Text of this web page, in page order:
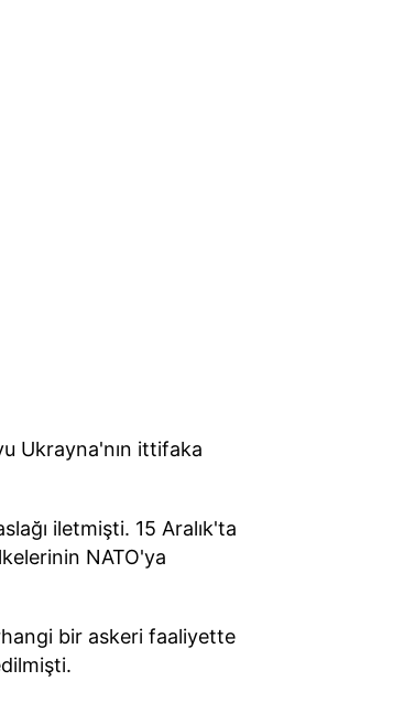
Ukrayna'nın ittifaka
iletmişti. 15 Aralık'ta
NATO'ya
bir askeri faaliyette